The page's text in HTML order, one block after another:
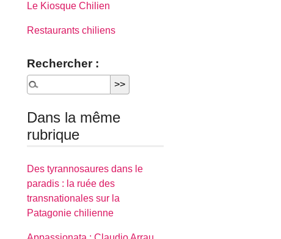
Le Kiosque Chilien
Restaurants chiliens
Rechercher :
Dans la même
rubrique
Des tyrannosaures dans le
paradis : la ruée des
transnationales sur la
Patagonie chilienne